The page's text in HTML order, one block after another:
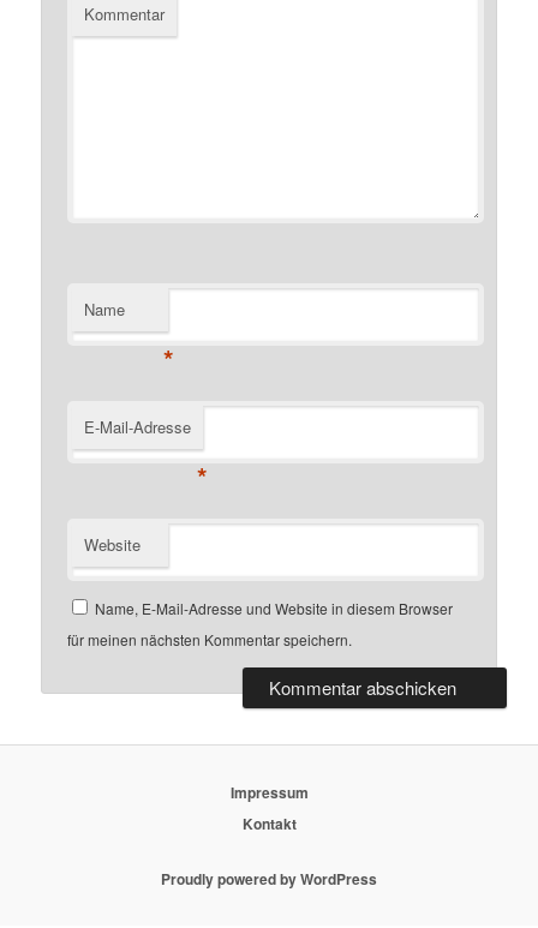
Kommentar
Name
*
E-Mail-Adresse
*
Website
Name, E-Mail-Adresse und Website in diesem Browser
für meinen nächsten Kommentar speichern.
Impressum
Kontakt
Proudly powered by WordPress